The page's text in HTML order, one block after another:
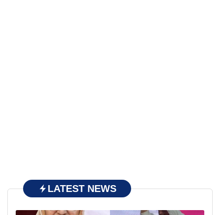
LATEST NEWS